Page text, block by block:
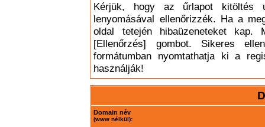
Kérjük, hogy az űrlapot kitöltés
lenyomásával ellenőrizzék. Ha a
oldal tetején hibaüzeneteket
[Ellenőrzés] gombot. Sikeres
formátumban nyomtathatja ki a
használják!
Domain név
(www nélkül):